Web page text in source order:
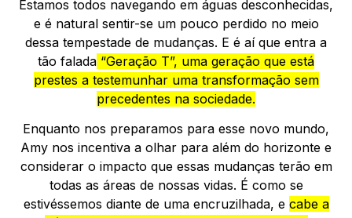
Estamos todos navegando em águas desconhecidas,
e é natural sentir-se um pouco perdido no meio
dessa tempestade de mudanças. E é aí que entra a
tão falada “Geração T”, uma geração que está
prestes a testemunhar uma transformação sem
precedentes na sociedade.
Enquanto nos preparamos para esse novo mundo,
Amy nos incentiva a olhar para além do horizonte e
considerar o impacto que essas mudanças terão em
todas as áreas de nossas vidas. É como se
estivéssemos diante de uma encruzilhada, e cabe a